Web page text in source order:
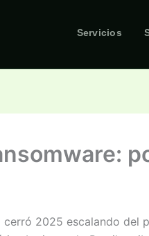
Servicios
cerró 2025 escalando del